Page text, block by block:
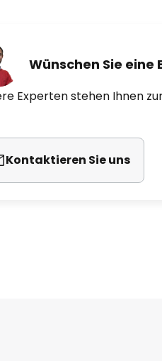
Wünschen Sie eine
Experten stehen Ihnen
Kontaktieren Sie uns